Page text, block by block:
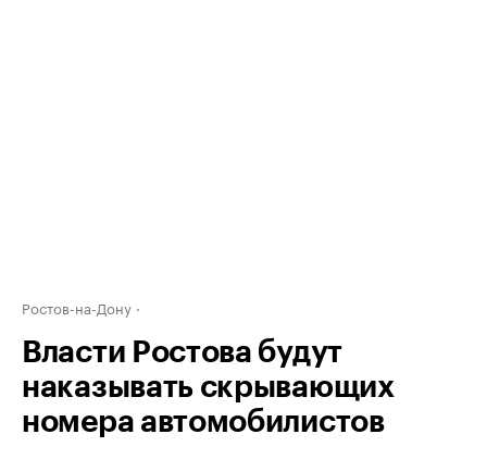
Ростов-на-Дону
Власти Ростова будут
наказывать скрывающих
номера автомобилистов